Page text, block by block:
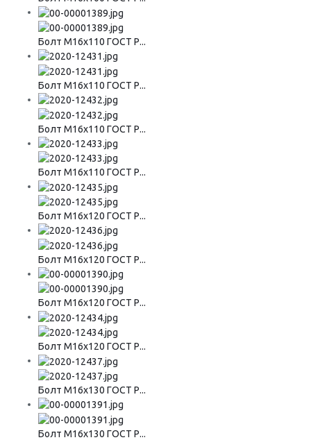
Болт М16х110 ГОСТ Р...
Болт М16х110 ГОСТ Р...
Болт М16х110 ГОСТ Р...
Болт М16х110 ГОСТ Р...
Болт М16х120 ГОСТ Р...
Болт М16х120 ГОСТ Р...
Болт М16х120 ГОСТ Р...
Болт М16х120 ГОСТ Р...
Болт М16х130 ГОСТ Р...
Болт М16х130 ГОСТ Р...